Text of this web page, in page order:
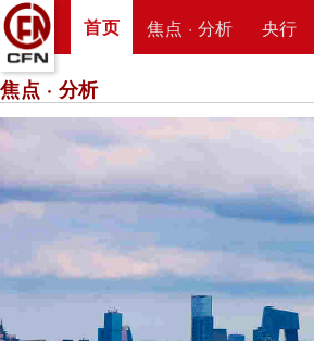
首页 焦点 · 分析 央行
焦点 · 分析